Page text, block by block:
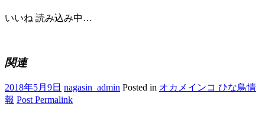
いいね 読み込み中…
関連
2018年5月9日 nagasin_admin Posted in オカメインコ ひな鳥情
報 Post Permalink